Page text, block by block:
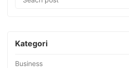
Kategori
Business